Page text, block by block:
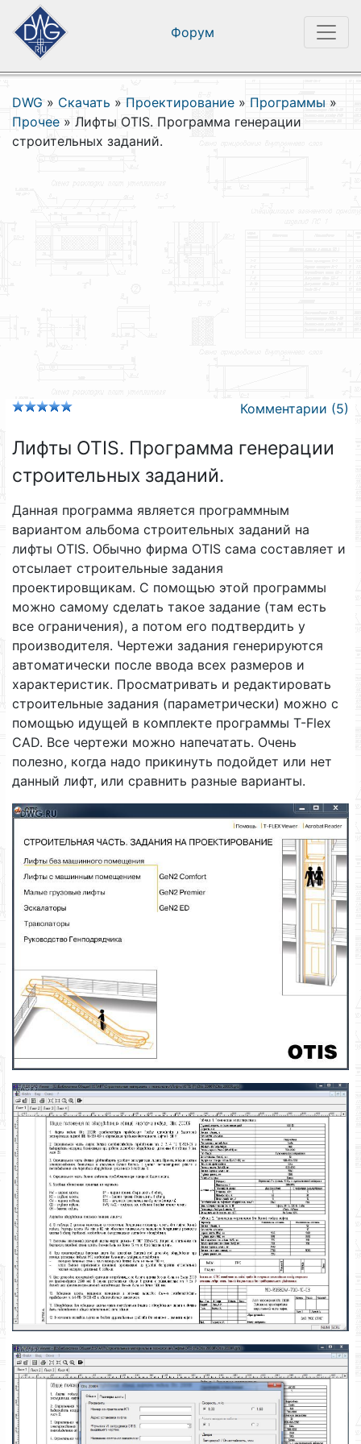
Форум
DWG » Скачать » Проектирование » Программы »
Прочее » Лифты OTIS. Программа генерации
строительных заданий.
Комментарии (5)
Лифты OTIS. Программа генерации
строительных заданий.
Данная программа является программным
вариантом альбома строительных заданий на
лифты OTIS. Обычно фирма OTIS сама составляет и
отсылает строительные задания
проектировщикам. С помощью этой программы
можно самому сделать такое задание (там есть
все ограничения), а потом его подтвердить у
производителя. Чертежи задания генерируются
автоматически после ввода всех размеров и
характеристик. Просматривать и редактировать
строительные задания (параметрически) можно с
помощью идущей в комплекте программы T-Flex
CAD. Все чертежи можно напечатать. Очень
полезно, когда надо прикинуть подойдет или нет
данный лифт, или сравнить разные варианты.